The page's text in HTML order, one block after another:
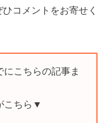
コメントをお寄せく
こちらの記事ま
こちら▼